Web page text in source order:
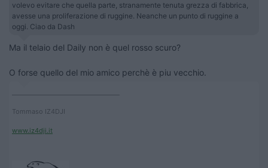
volevo evitare che quella parte, stranamente tenuta grezza di fabbrica,
avesse una proliferazione di ruggine. Neanche un punto di ruggine a
oggi. Ciao da Dash
Ma il telaio del Daily non è quel rosso scuro?
O forse quello del mio amico perchè è piu vecchio.
Tommaso IZ4DJI
www.iz4dji.it